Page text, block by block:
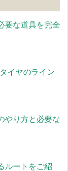
要な道具を完全
イヤのライン
やり方と必要な
ルートをご紹